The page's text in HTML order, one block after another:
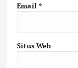
Email *
Situs Web